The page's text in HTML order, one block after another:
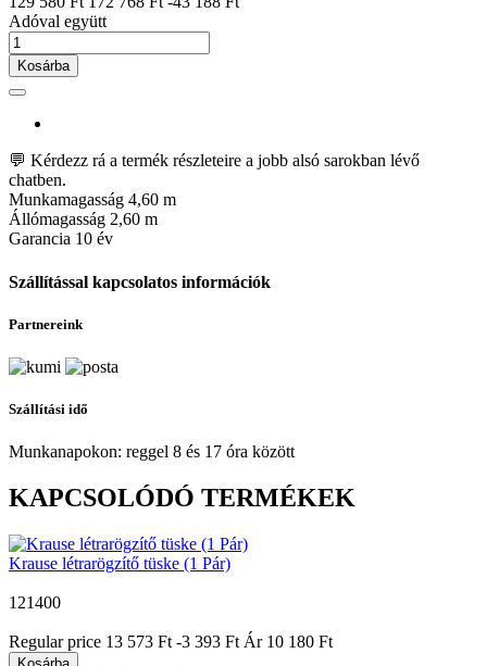
Adóval együtt
Kosárba
💬 Kérdezz rá a termék részleteire a jobb alsó sarokban lévő
chatben.
Munkamagasság 4,60 m
Állómagasság 2,60 m
Garancia 10 év
Szállítással kapcsolatos információk
Partnereink
Szállítási idő
Munkanapokon: reggel 8 és 17 óra között
KAPCSOLÓDÓ TERMÉKEK
Krause létrarögzítő tüske (1 Pár)
121400
Regular price 13 573 Ft -3 393 Ft Ár 10 180 Ft